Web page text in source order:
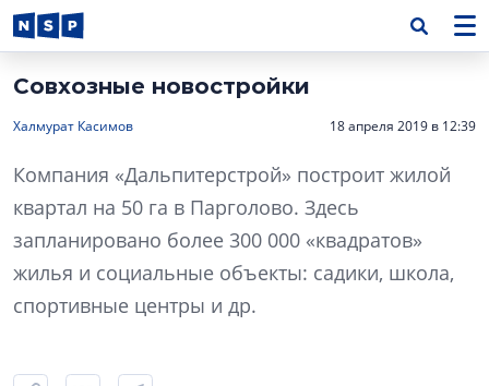
Совхозные новостройки
Халмурат Касимов 18 апреля 2019 в 12:39
Компания «Дальпитерстрой» построит жилой
квартал на 50 га в Парголово. Здесь
запланировано более 300 000 «квадратов»
жилья и социальные объекты: садики, школа,
спортивные центры и др.